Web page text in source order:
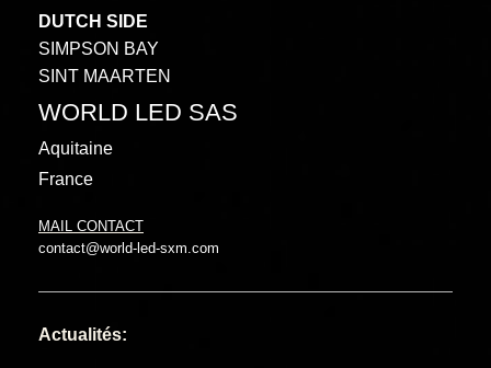
DUTCH SIDE
SIMPSON BAY
SINT MAARTEN
WORLD LED SAS
Aquitaine
France
MAIL CONTACT
contact@world-led-sxm.com
Actualités: